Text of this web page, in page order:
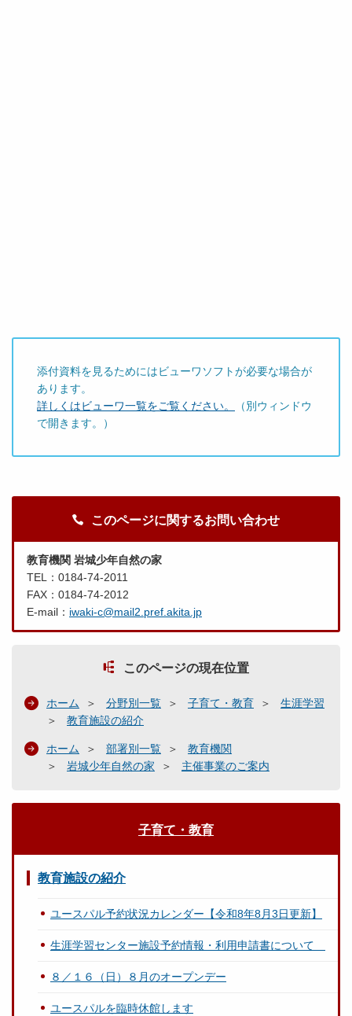
添付資料を見るためにはビューワソフトが必要な場合が
あります。
詳しくはビューワ一覧をご覧ください。
（別ウィンドウ
で開きます。）
このページに関するお問い合わせ
教育機関 岩城少年自然の家
TEL：0184-74-2011
FAX：0184-74-2012
E-mail： iwaki-c@mail2.pref.akita.jp
このページの現在位置
ホーム 分野別一覧 子育て・教育
生涯学習
教育施設の紹介
ホーム 部署別一覧
教育機関
岩城少年自然の家
主催事業のご案内
子育て・教育
教育施設の紹介
ユースパル予約状況カレンダー【令和8年8月3日更新】
生涯学習センター施設予約情報・利用申請書について
８／１６（日）８月のオープンデー
ユースパルを臨時休館します